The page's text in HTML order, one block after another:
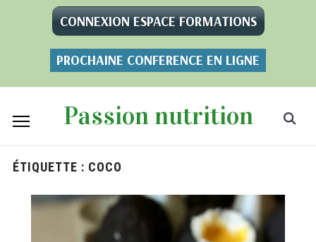
CONNEXION ESPACE FORMATIONS
PROCHAINE CONFERENCE EN LIGNE
Passion nutrition
ÉTIQUETTE : COCO